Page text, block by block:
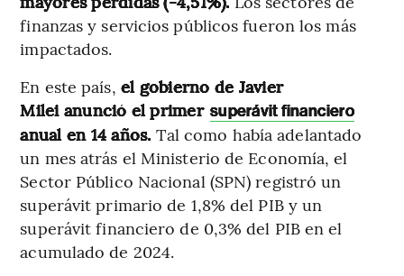
finanzas y servicios públicos fueron los más
impactados.
En este país, el gobierno de Javier
Milei anunció el primer superávit financiero
anual en 14 años. Tal como había adelantado
un mes atrás el Ministerio de Economía, el
Sector Público Nacional (SPN) registró un
superávit primario de 1,8% del PIB y un
superávit financiero de 0,3% del PIB en el
acumulado de 2024.